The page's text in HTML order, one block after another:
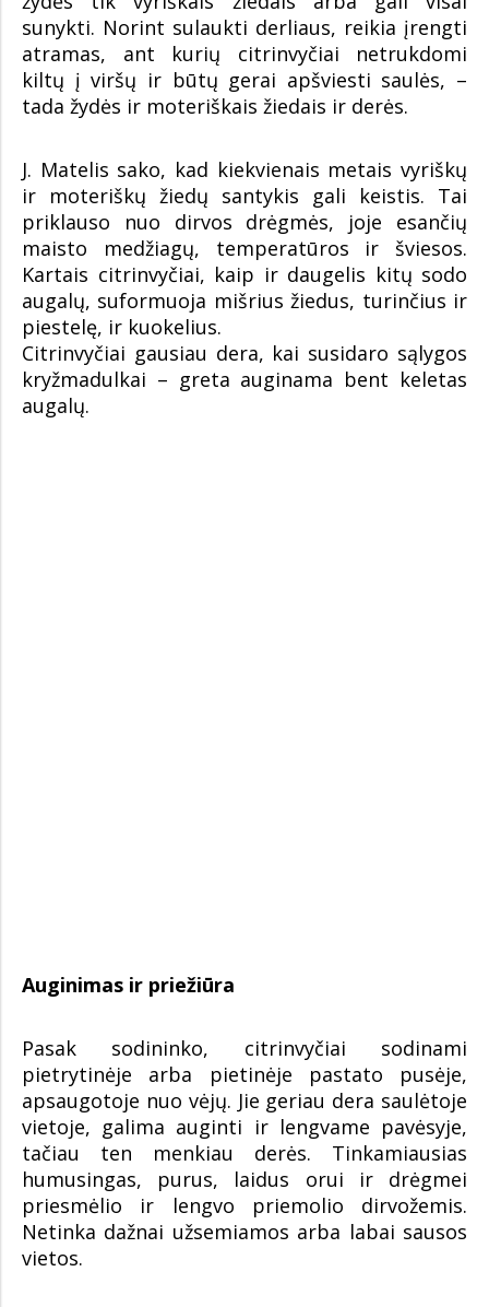
sunykti. Norint sulaukti derliaus, reikia įrengti
atramas, ant kurių citrinvyčiai netrukdomi
kiltų į viršų ir būtų gerai apšviesti saulės, –
tada žydės ir moteriškais žiedais ir derės.
J. Matelis sako, kad kiekvienais metais vyriškų
ir moteriškų žiedų santykis gali keistis. Tai
priklauso nuo dirvos drėgmės, joje esančių
maisto medžiagų, temperatūros ir šviesos.
Kartais citrinvyčiai, kaip ir daugelis kitų sodo
augalų, suformuoja mišrius žiedus, turinčius ir
piestelę, ir kuokelius.
Citrinvyčiai gausiau dera, kai susidaro sąlygos
kryžmadulkai – greta auginama bent keletas
augalų.
Auginimas ir priežiūra
Pasak sodininko, citrinvyčiai sodinami
pietrytinėje arba pietinėje pastato pusėje,
apsaugotoje nuo vėjų. Jie geriau dera saulėtoje
vietoje, galima auginti ir lengvame pavėsyje,
tačiau ten menkiau derės. Tinkamiausias
humusingas, purus, laidus orui ir drėgmei
priesmėlio ir lengvo priemolio dirvožemis.
Netinka dažnai užsemiamos arba labai sausos
vietos.